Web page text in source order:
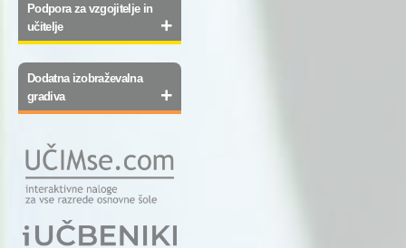
Podpora za vzgojitelje in
učitelje
+
Dodatna izobraževalna
gradiva
+